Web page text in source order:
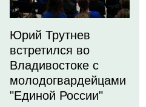
Юрий Трутнев
встретился во
Владивостоке с
молодогвардейцами
"Единой России"